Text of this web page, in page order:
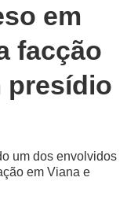
em
facção
presídio
um dos envolvidos
em Viana e